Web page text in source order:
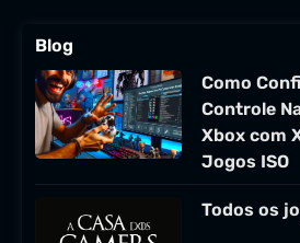
Blog
Como
Controle
Xbox com
Jogos ISO
Todos os